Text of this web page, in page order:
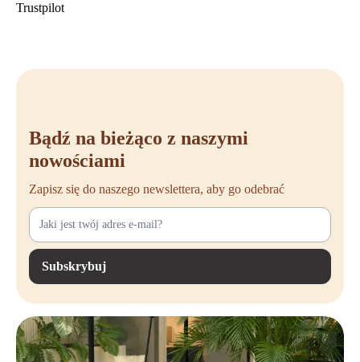
Trustpilot
Bądź na bieżąco z naszymi
nowościami
Zapisz się do naszego newslettera, aby go odebrać
Subskrybuj